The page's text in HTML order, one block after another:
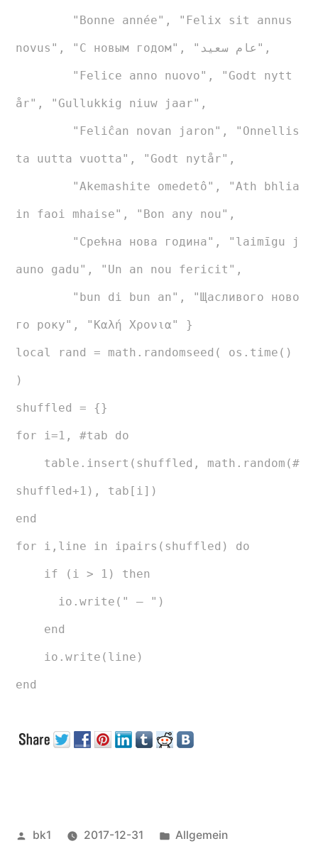
"Bonne année", "Felix sit annus
novus", "С новым годом", "عام سعيد",
"Felice anno nuovo", "Godt nytt
år", "Gullukkig niuw jaar",
"Feliĉan novan jaron", "Onnellis
ta uutta vuotta", "Godt nytår",
"Akemashite omedetô", "Ath bhlia
in faoi mhaise", "Bon any nou",
"Срећна нова година", "laimīgu j
auno gadu", "Un an nou fericit",
"bun di bun an", "Щасливого ново
го року", "Καλή Χρονια" }
local rand = math.randomseed( os.time()
)
shuffled = {}
for i=1, #tab do
table.insert(shuffled, math.random(#
shuffled+1), tab[i])
end
for i,line in ipairs(shuffled) do
if (i > 1) then
io.write(" — ")
end
io.write(line)
end
Veröffentlicht
bk1 2017-12-31
Veröffentlicht
Allgemein